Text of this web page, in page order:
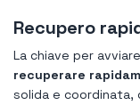
Recupero
La chiave per
recuperare
solida e coordinata,